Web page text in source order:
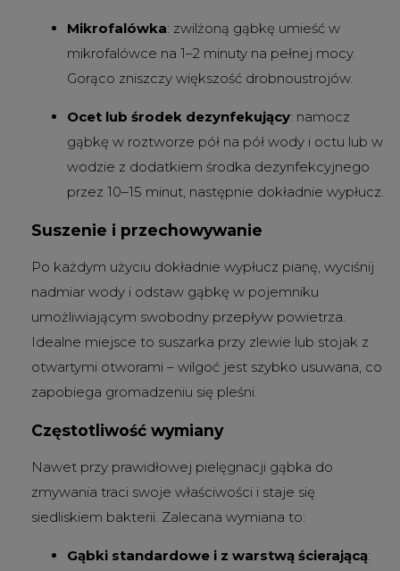
Mikrofalówka: zwilżoną gąbkę umieść w
mikrofalówce na 1–2 minuty na pełnej mocy.
Gorąco zniszczy większość drobnoustrojów.
Ocet lub środek dezynfekujący: namocz
gąbkę w roztworze pół na pół wody i octu lub w
wodzie z dodatkiem środka dezynfekcyjnego
przez 10–15 minut, następnie dokładnie wypłucz.
Suszenie i przechowywanie
Po każdym użyciu dokładnie wypłucz pianę, wyciśnij
nadmiar wody i odstaw gąbkę w pojemniku
umożliwiającym swobodny przepływ powietrza.
Idealne miejsce to suszarka przy zlewie lub stojak z
otwartymi otworami – wilgoć jest szybko usuwana, co
zapobiega gromadzeniu się pleśni.
Częstotliwość wymiany
Nawet przy prawidłowej pielęgnacji gąbka do
zmywania traci swoje właściwości i staje się
siedliskiem bakterii. Zalecana wymiana to:
Gąbki standardowe i z warstwą ścierającą: